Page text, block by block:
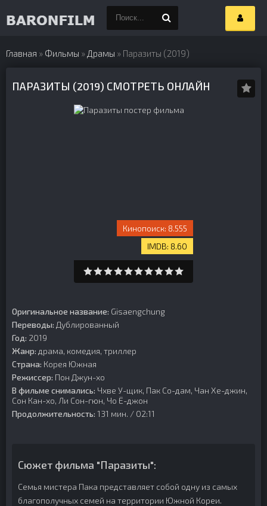
Главная » Фильмы » Драмы » Паразиты (2019)
ПАРАЗИТЫ (2019) СМОТРЕТЬ ОНЛАЙН
8.555
8.60
Оригинальное название: Gisaengchung
Переводы: Дублированный
Год: 2019
Жанр: драма, комедия, триллер
Страна: Корея Южная
Режиссер: Пон Джун-хо
В фильме снимались: Чхве У-щик, Пак Со-дам, Чан Хе-джин,
Сон Кан-хо, Ли Сон-гюн, Чо Ё-джон
Продолжительность: 131 мин. / 02:11
Сюжет фильма "Паразиты":
Семья мистера Пака представляет собой одну из самых
благополучных семей на территории Южной Кореи.